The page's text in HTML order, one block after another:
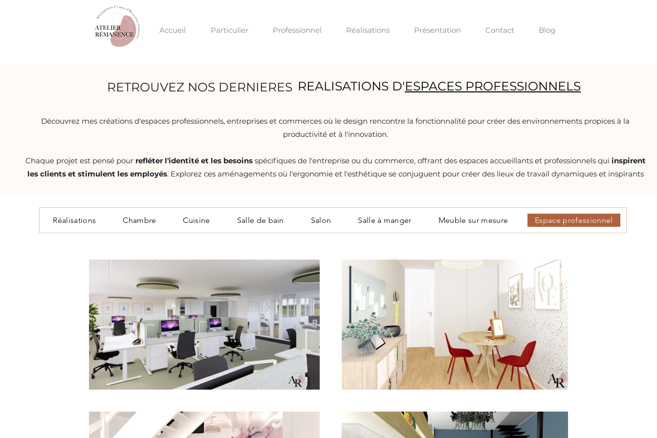
Accueil Particulier Professionnel Réalisations Présentation Contact Blog
RETROUVEZ NOS DERNIERES REALISATIONS D'ESPACES PROFESSIONNELS
Découvrez mes créations d'espaces professionnels, entreprises et commerces où le design rencontre la fonctionnalité pour créer des environnements propices à la
productivité et à l'innovation.
Chaque projet est pensé pour refléter l'identité et les besoins spécifiques de l'entreprise ou du commerce, offrant des espaces accueillants et professionnels qui inspirent
les clients et stimulent les employés. Explorez ces aménagements où l'ergonomie et l'esthétique se conjuguent pour créer des lieux de travail dynamiques et inspirants
Réalisations Chambre Cuisine Salle de bain Salon Salle à manger Meuble sur mesure Espace professionnel